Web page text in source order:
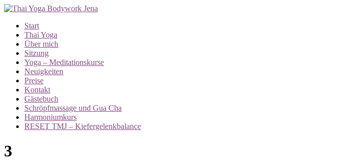
Zum
springen
ThaiYoga
Jena
Bodywork
Körper
Einklang
Menü
Start
Thai Yoga
Über mich
Sitzung
Yoga – Meditationskurse
Neuigkeiten
Preise
Kontakt
Gästebuch
Schröpfmassage und Gua Cha
Harmoniumkurs
RESET TMJ – Kiefergelenkbalance
3